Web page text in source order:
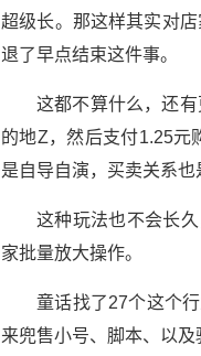
超级长。那这样其实对
退了早点结束这件事。
这都不算什么，还
的地Z，然后支付1.25元
是自导自演，买卖关系也
这种玩法也不会长
家批量放大操作。
童话找了27个这个
来兜售小号、脚本、以及